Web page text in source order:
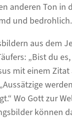
anderen Ton in
und
aus dem
„Bist du
mit einem
Wo Gott zur
können